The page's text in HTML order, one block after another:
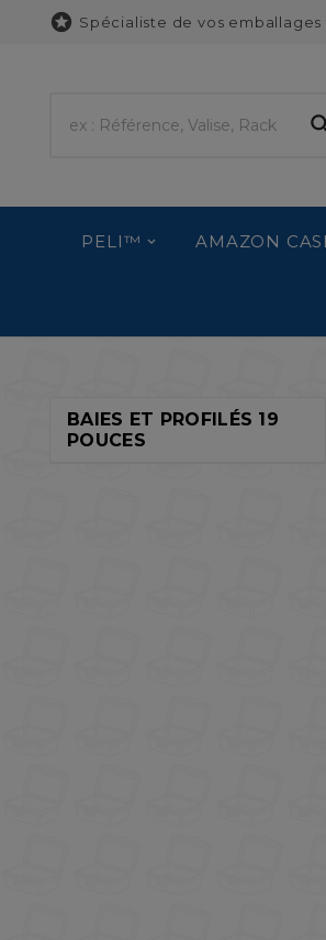
 Spécialiste de vos
PELI™ AMAZON
BAIES ET PROFILÉS 19
POUCES